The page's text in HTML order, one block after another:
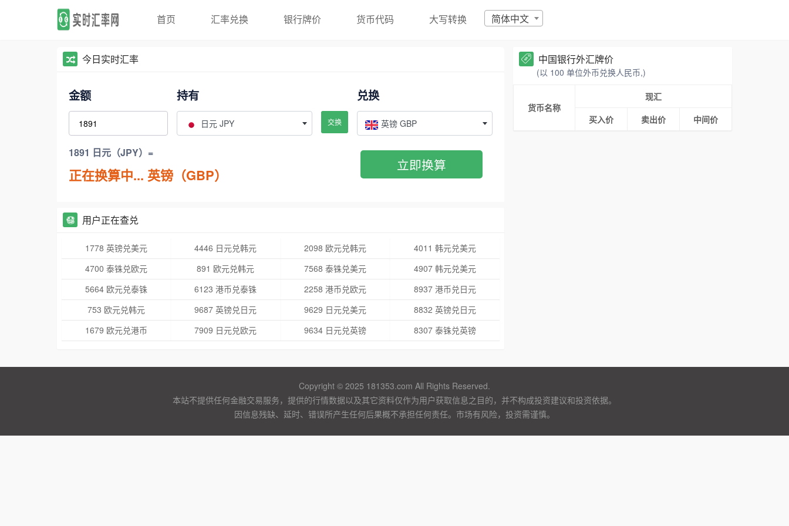
首页 汇率兑换 银行牌价 货币代码 大写转换 简体中文
今日实时汇率
金额 持有
日元 JPY 交换
兑换
英镑 GBP
1891 日元（JPY）=
正在换算中... 英镑（GBP）
立即换算
用户正在查兑
1778 英镑兑美元 4446 日元兑韩元 2098 欧元兑韩元
4011 韩元兑美元
4700 泰铢兑欧元
891 欧元兑韩元 7568 泰铢兑美元
4907 韩元兑美元
5664 欧元兑泰铢
6123 港币兑泰铢 2258 港币兑欧元
8937 港币兑日元
753 欧元兑韩元
9687 英镑兑日元 9629 日元兑美元
8832 英镑兑日元
1679 欧元兑港币
7909 日元兑欧元 9634 日元兑英镑 8307 泰铢兑英镑
中国银行外汇牌价
(以 100 单位外币兑换人民币,)
货币名称
现汇
买入价
卖出价 中间价
Copyright © 2025 181353.com All Rights Reserved.
本站不提供任何金融交易服务，提供的行情数据以及其它资料仅作为用户获取信息之目的，并不构成投资建议和投资依据。
因信息残缺、延时、错误所产生任何后果概不承担任何责任。市场有风险，投资需谨慎。